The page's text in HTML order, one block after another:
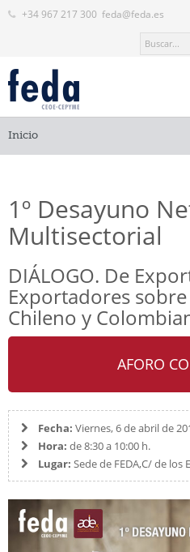
+34 967 217 300 feda@feda.es
Inicio
FEDA
Servicios
Formación
Contacto
Inicio
1º Desayuno
Multisectorial
DIÁLOGO. De
Exportadores
Chileno y
AFORO
Fecha: Viernes, 6 de abril de
Hora: de 8:30 a 10:00 h.
Lugar: Sede de FEDA,C/ de los